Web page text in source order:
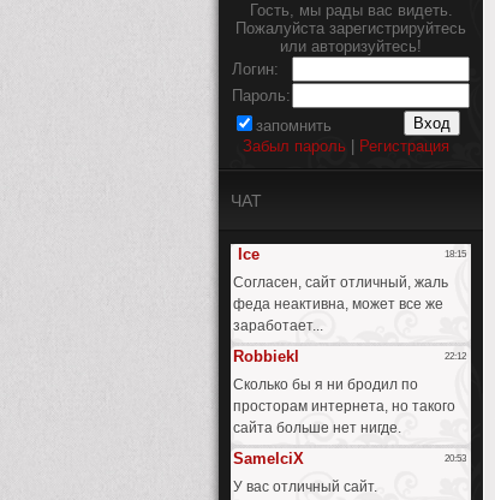
Гость, мы рады вас видеть.
Пожалуйста зарегистрируйтесь
или авторизуйтесь!
Логин:
Пароль:
запомнить
Забыл пароль
Регистрация
ЧАТ